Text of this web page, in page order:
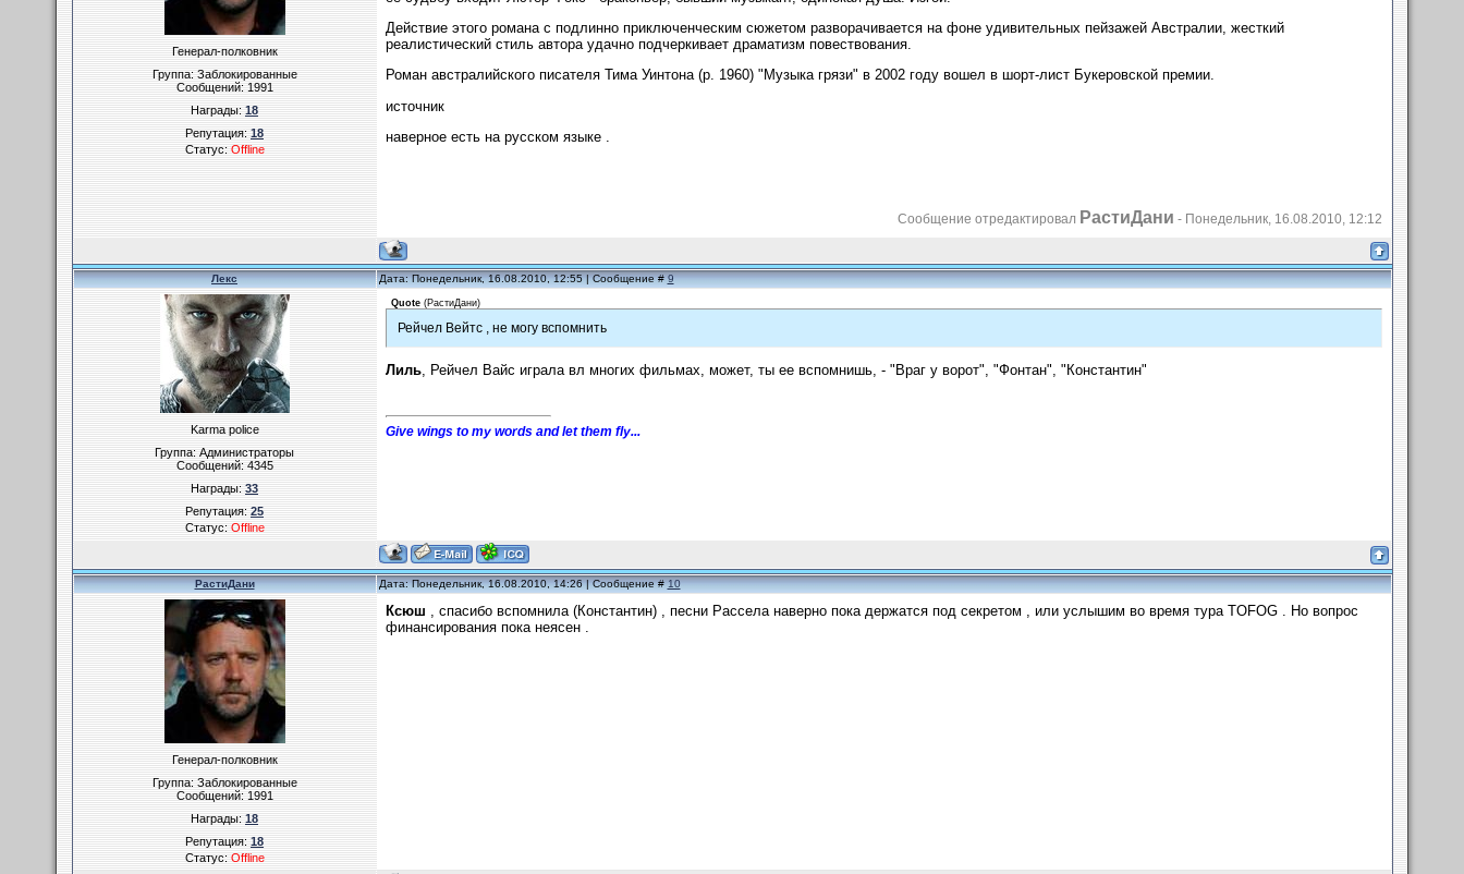
Генерал-полковник
Группа: Заблокированные
Сообщений:1991
Награды:18
Репутация:18
Статус:Offline
Действие этого романа с подлинно приключенческим сюжетом разворачивается на фоне удивительных пейзажей Австралии, жесткий
реалистический стиль автора удачно подчеркивает драматизм повествования.
Роман австралийского писателя Тима Уинтона (р. 1960) "Музыка грязи" в 2002 году вошел в шорт-лист Букеровской премии.
источник
наверное есть на русском языке .
Сообщение отредактировал РастиДани - Понедельник, 16.08.2010, 12:12
Лекс Дата: Понедельник, 16.08.2010, 12:55 | Сообщение #9
Karma police
Группа: Администраторы
Сообщений:4345
Награды:33
Репутация:25
Статус:Offline
Quote(РастиДани)
Рейчел Вейтс , не могу вспомнить
Лиль, Рейчел Вайс играла вл многих фильмах, может, ты ее вспомнишь, - "Враг у ворот", "Фонтан", "Константин"
Give wings to my words and let them fly...
РастиДани Дата: Понедельник, 16.08.2010, 14:26 | Сообщение #10
Генерал-полковник
Группа: Заблокированные
Сообщений:1991
Награды:18
Репутация:18
Статус:Offline
Ксюш , спасибо вспомнила (Константин) , песни Рассела наверно пока держатся под секретом , или услышим во время тура TOFOG . Но вопрос
финансирования пока неясен .